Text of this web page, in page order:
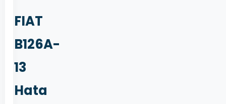
FIAT
B126A-
13
Hata